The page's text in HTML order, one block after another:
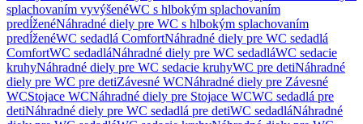
splachovaním vyvýšenéWC s hlbokým splachovaním
predĺženéNáhradné diely pre WC s hlbokým splachovaním
predĺženéWC sedadlá ComfortNáhradné diely pre WC sedadlá
ComfortWC sedadláNáhradné diely pre WC sedadláWC sedacie
kruhyNáhradné diely pre WC sedacie kruhyWC pre detiNáhradné
diely pre WC pre detiZávesné WCNáhradné diely pre Závesné
WCStojace WCNáhradné diely pre Stojace WCWC sedadlá pre
detiNáhradné diely pre WC sedadlá pre detiWC sedadláNáhradné